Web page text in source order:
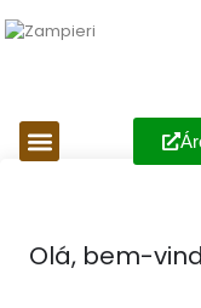
Olá, bem-